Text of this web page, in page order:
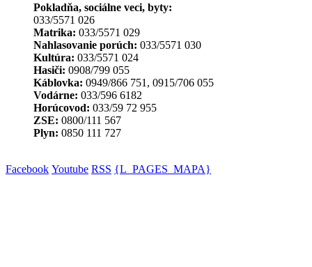
Pokladňa, sociálne veci, byty:
033/5571 026
Matrika: 033/5571 029
Nahlasovanie porúch: 033/5571 030
Kultúra: 033/5571 024
Hasiči: 0908/799 055
Káblovka: 0949/866 751, 0915/706 055
Vodárne: 033/596 6182
Horúcovod: 033/59 72 955
ZSE: 0800/111 567
Plyn: 0850 111 727
Facebook Youtube RSS {L_PAGES_MAPA}